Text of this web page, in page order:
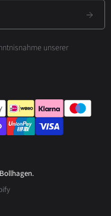
unserer